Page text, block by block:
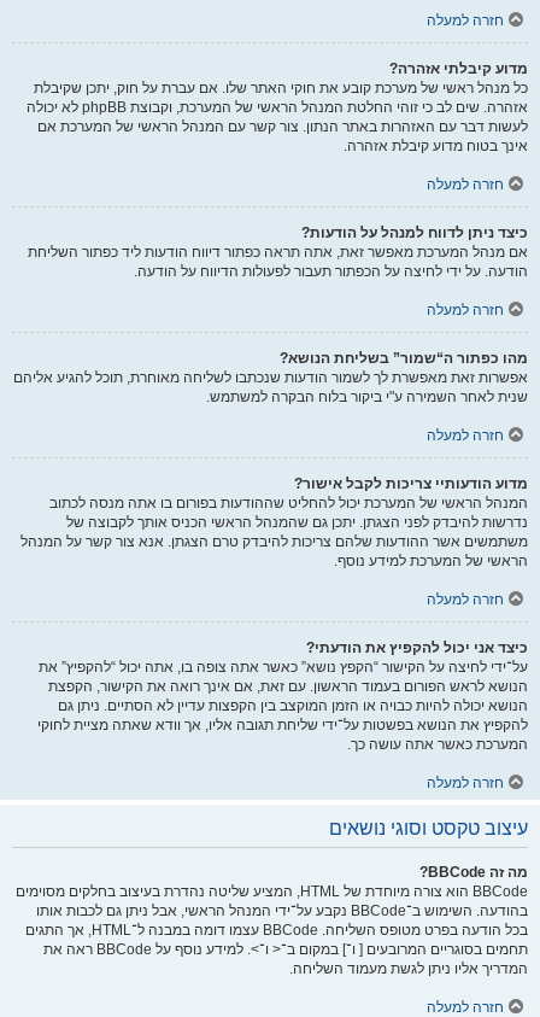
חזרה למעלה
מדוע קיבלתי אזהרה?
כל מנהל ראשי של מערכת קובע את חוקי האתר שלו. אם עברת על חוק, יתכן שקיבלת
אזהרה. שים לב כי זוהי החלטת המנהל הראשי של המערכת, וקבוצת phpBB לא יכולה
לעשות דבר עם האזהרות באתר הנתון. צור קשר עם המנהל הראשי של המערכת אם
אינך בטוח מדוע קיבלת אזהרה.
חזרה למעלה
כיצד ניתן לדווח למנהל על הודעות?
אם מנהל המערכת מאפשר זאת, אתה תראה כפתור דיווח הודעות ליד כפתור השליחת
הודעה. על ידי לחיצה על הכפתור תעבור לפעולות הדיווח על הודעה.
חזרה למעלה
מהו כפתור ה“שמור” בשליחת הנושא?
אפשרות זאת מאפשרת לך לשמור הודעות שנכתבו לשליחה מאוחרת, תוכל להגיע אליהם
שנית לאחר השמירה ע"י ביקור בלוח הבקרה למשתמש.
חזרה למעלה
מדוע הודעותיי צריכות לקבל אישור?
המנהל הראשי של המערכת יכול להחליט שההודעות בפורום בו אתה מנסה לכתוב
נדרשות להיבדק לפני הצגתן. יתכן גם שהמנהל הראשי הכניס אותך לקבוצה של
משתמשים אשר ההודעות שלהם צריכות להיבדק טרם הצגתן. אנא צור קשר על המנהל
הראשי של המערכת למידע נוסף.
חזרה למעלה
כיצד אני יכול להקפיץ את הודעתי?
על־ידי לחיצה על הקישור “הקפץ נושא” כאשר אתה צופה בו, אתה יכול “להקפיץ” את
הנושא לראש הפורום בעמוד הראשון. עם זאת, אם אינך רואה את הקישור, הקפצת
הנושא יכולה להיות כבויה או הזמן המוקצב בין הקפצות עדיין לא הסתיים. ניתן גם
להקפיץ את הנושא בפשטות על־ידי שליחת תגובה אליו, אך וודא שאתה מציית לחוקי
המערכת כאשר אתה עושה כך.
חזרה למעלה
עיצוב טקסט וסוגי נושאים
מה זה BBCode?
BBCode הוא צורה מיוחדת של HTML, המציע שליטה נהדרת בעיצוב בחלקים מסוימים
בהודעה. השימוש ב־BBCode נקבע על־ידי המנהל הראשי, אבל ניתן גם לכבות אותו
בכל הודעה בפרט מטופס השליחה. BBCode עצמו דומה במבנה ל־HTML, אך התגים
תחמים בסוגריים המרובעים [ ו־] במקום ב־< ו־>. למידע נוסף על BBCode ראה את
המדריך אליו ניתן לגשת מעמוד השליחה.
חזרה למעלה